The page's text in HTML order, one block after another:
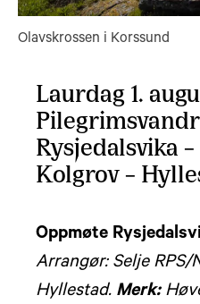
Olavskrossen i Korssund
Laurdag 1.
Rysjedalsvika
Kolgrov –
Oppmøte
Arrangør: Selje
Hyllestad. Merk: